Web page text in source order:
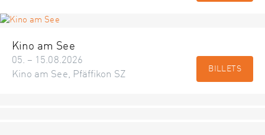
Kino am See
05. – 15.08.2026
Kino am See, Pfäffikon SZ
BILLETS